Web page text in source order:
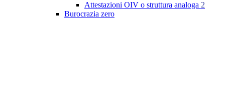
Attestazioni OIV o struttura analoga 2
Burocrazia zero